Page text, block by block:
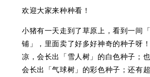
欢迎大家来种种看！
小猪有一天走到了草原上，看到一间
铺」，里面卖了好多好神奇的种子呀
凉，会长出「雪人树」的白色种子；
会长出「气球树」的彩色种子；还有